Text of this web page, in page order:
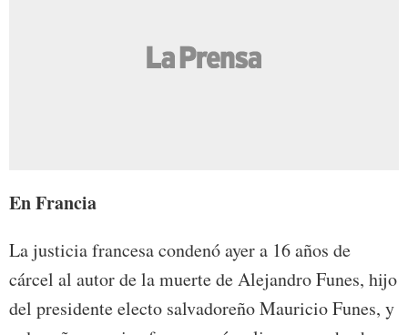
En Francia
La justicia francesa condenó ayer a 16 años de
cárcel al autor de la muerte de Alejandro Funes, hijo
del presidente electo salvadoreño Mauricio Funes, y